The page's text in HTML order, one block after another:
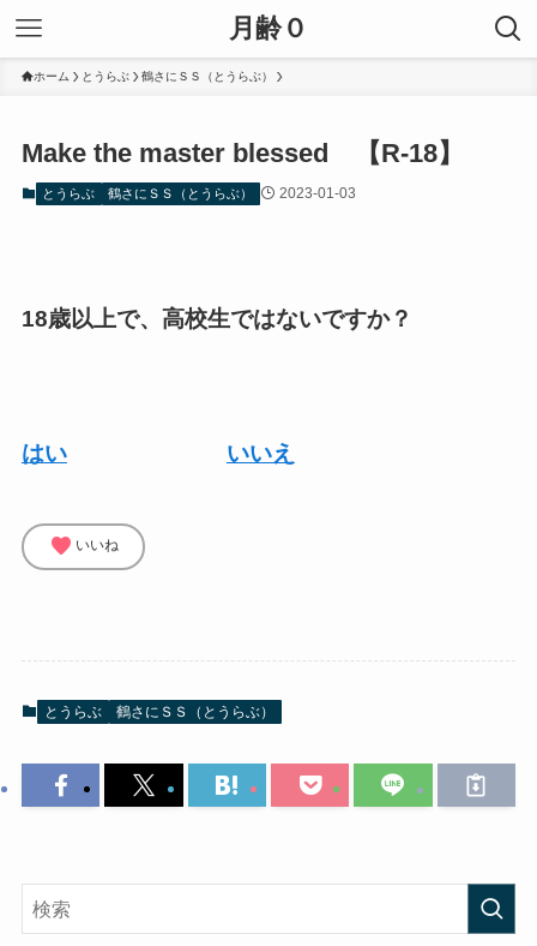
月齢０
ホーム とうらぶ 鶴さにＳＳ（とうらぶ）
Make the master blessed 【R-18】
とうらぶ 鶴さにＳＳ（とうらぶ） 2023-01-03
18歳以上で、高校生ではないですか？
はい いいえ
favorite いいね
とうらぶ 鶴さにＳＳ（とうらぶ）